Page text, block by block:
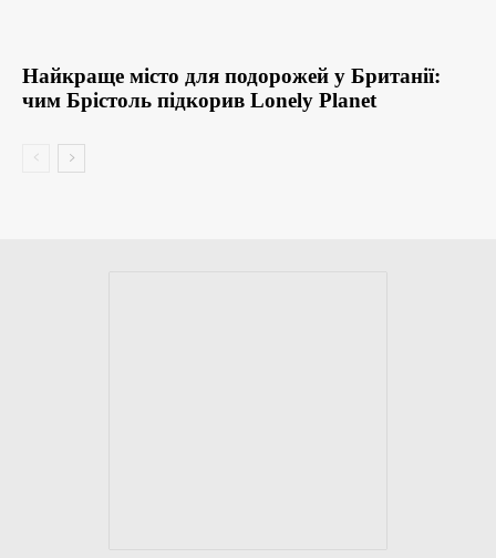
Найкраще місто для подорожей у Британії:
чим Брістоль підкорив Lonely Planet